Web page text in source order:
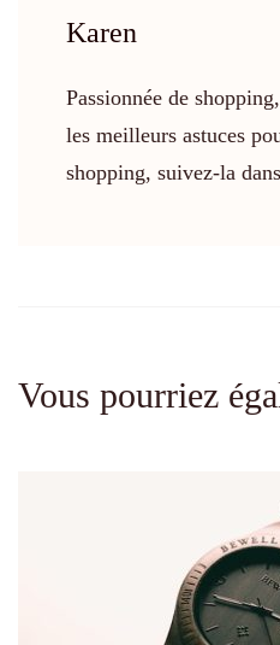
Karen
Passionnée de
les meilleurs astuces
shopping, suivez-la
Vous pourriez